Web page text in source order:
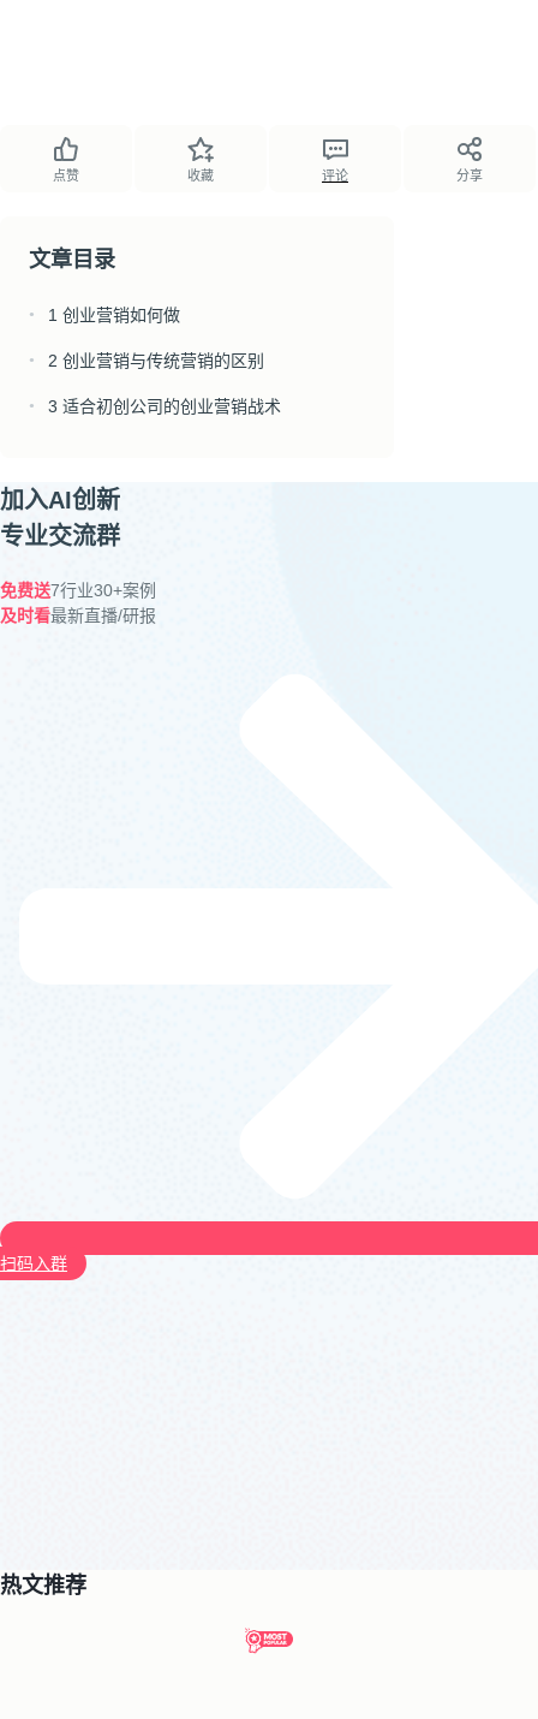
点赞 收藏 评论 分享
文章目录
● 1 创业营销如何做
● 2 创业营销与传统营销的区别
● 3 适合初创公司的创业营销战术
加入AI创新
专业交流群
免费送7行业30+案例
及时看最新直播/研报
扫码入群
热文推荐